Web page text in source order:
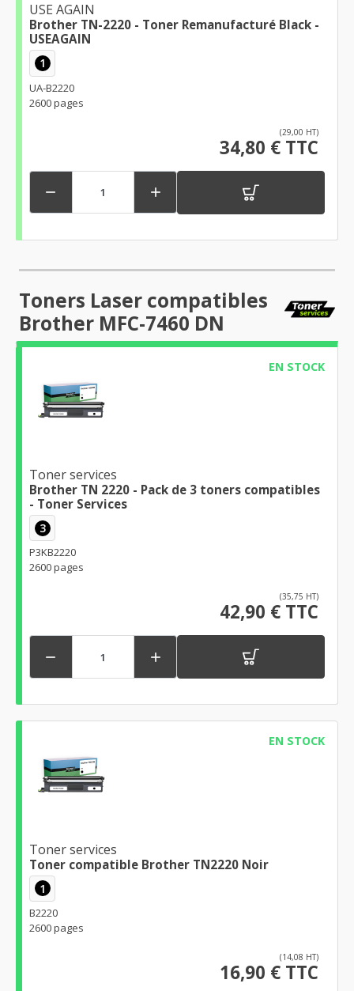
USE AGAIN
Brother TN-2220 - Toner Remanufacturé Black -
USEAGAIN
1
UA-B2220
2600 pages
(29,00 HT)
34,80 € TTC
 
Toners Laser compatibles
Brother MFC-7460 DN
EN STOCK
Toner services
Brother TN 2220 - Pack de 3 toners compatibles
- Toner Services
3
P3KB2220
2600 pages
(35,75 HT)
42,90 € TTC
 
EN STOCK
Toner services
Toner compatible Brother TN2220 Noir
1
B2220
2600 pages
(14,08 HT)
16,90 € TTC